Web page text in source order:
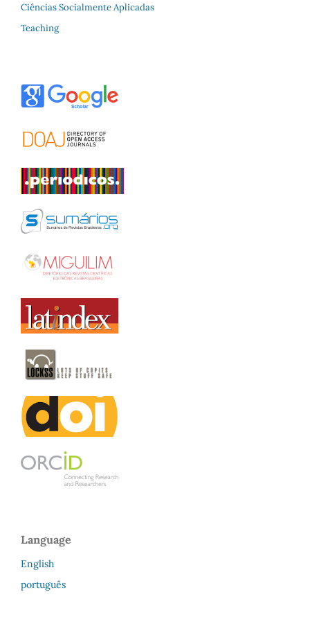
Ciências Socialmente Aplicadas
Teaching
Language
English
português